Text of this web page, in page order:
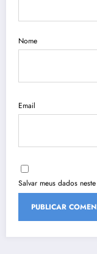
Nome
Email
Salvar meus dados